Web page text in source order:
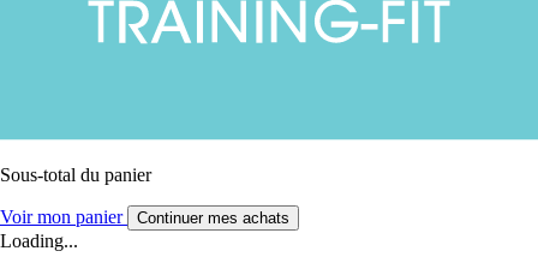
Sous-total du panier
Voir mon panier Continuer mes achats
Loading...